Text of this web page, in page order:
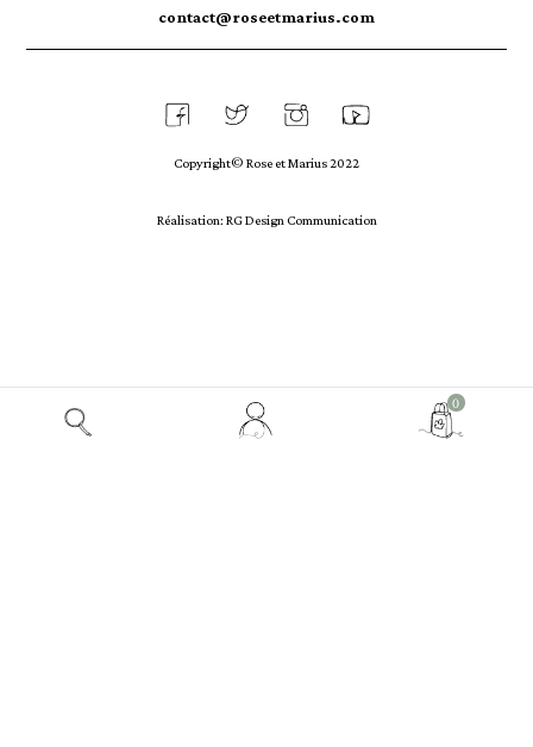
Mon
compte
0
contact@roseetmarius.com
Réalisation: RG Design Communication
Copyright© Rose et Marius 2022